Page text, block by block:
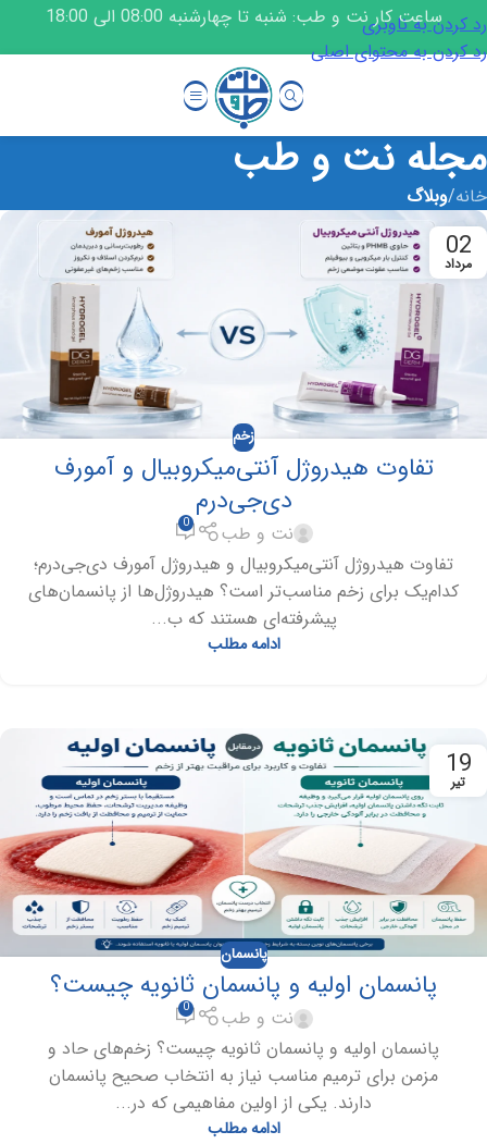
رد کردن به ناوبری
رد کردن به محتوای اصلی
ساعت کار نت و طب: شنبه تا چهارشنبه 08:00 الی 18:00
مجله نت و طب
خانه/وبلاگ
02
مرداد
زخم
تفاوت هیدروژل آنتی‌میکروبیال و آمورف
دی‌جی‌درم
نت و طب 0
تفاوت هیدروژل آنتی‌میکروبیال و هیدروژل آمورف دی‌جی‌درم؛
کدام‌یک برای زخم مناسب‌تر است؟ هیدروژل‌ها از پانسمان‌های
پیشرفته‌ای هستند که ب...
ادامه مطلب
19
تیر
پانسمان
پانسمان اولیه و پانسمان ثانویه چیست؟
نت و طب 0
پانسمان اولیه و پانسمان ثانویه چیست؟ زخم‌های حاد و
مزمن برای ترمیم مناسب نیاز به انتخاب صحیح پانسمان
دارند. یکی از اولین مفاهیمی که در...
ادامه مطلب